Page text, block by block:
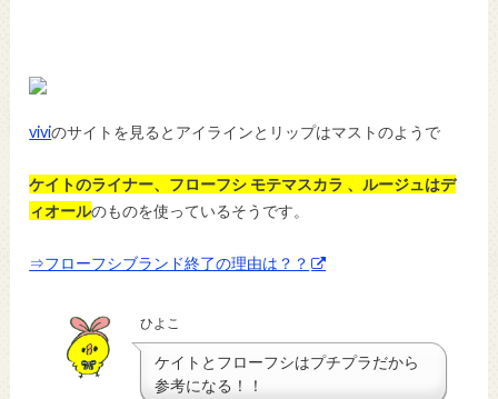
viviのサイトを見るとアイラインとリップはマストのようで
ケイトのライナー、フローフシ モテマスカラ 、ルージュはデ
ィオールのものを使っているそうです。
⇒フローフシブランド終了の理由は？？
ひよこ
ケイトとフローフシはプチプラだから
参考になる！！